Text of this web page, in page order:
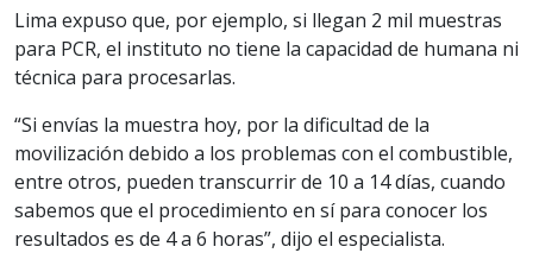
Lima expuso que, por ejemplo, si llegan 2 mil muestras
para PCR, el instituto no tiene la capacidad de humana ni
técnica para procesarlas.
“Si envías la muestra hoy, por la dificultad de la
movilización debido a los problemas con el combustible,
entre otros, pueden transcurrir de 10 a 14 días, cuando
sabemos que el procedimiento en sí para conocer los
resultados es de 4 a 6 horas”, dijo el especialista.